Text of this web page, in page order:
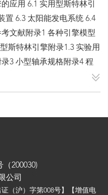
应用 6.1 实用型斯特林引
置 6.3 太阳能发电系统 6.4
文献附录1 各种引擎模型
斯特林引擎附录1.3 实验用
3 小型轴承规格附录4 程
200030)
公司
证（沪）字第008号】【增值电